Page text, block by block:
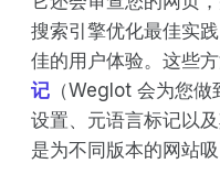
搜索引擎优化最佳实
佳的用户体验。这些
记 （Weglot 会为您
设置、元语言标记以
是为不同版本的网站吸